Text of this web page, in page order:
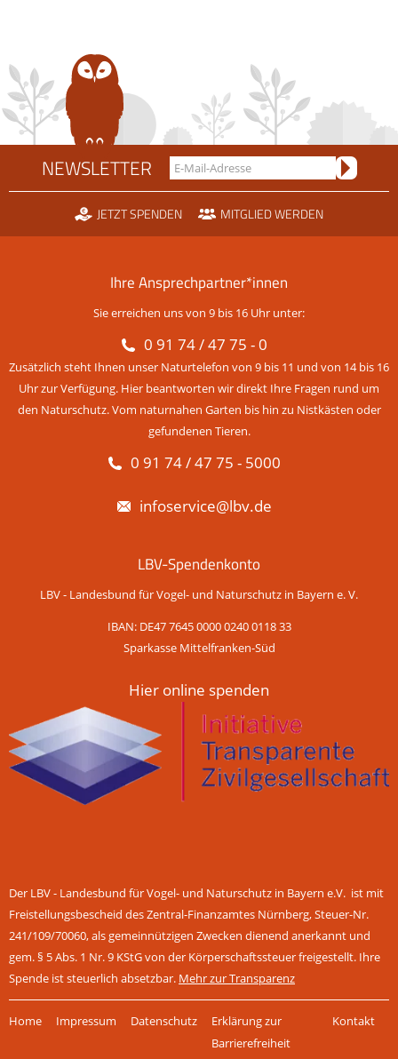
NEWSLETTER
JETZT SPENDEN MITGLIED WERDEN
Ihre Ansprechpartner*innen
Sie erreichen uns von 9 bis 16 Uhr unter:
0 91 74 / 47 75 - 0
Zusätzlich steht Ihnen unser Naturtelefon von 9 bis 11 und von 14 bis 16
Uhr zur Verfügung. Hier beantworten wir direkt Ihre Fragen rund um
den Naturschutz. Vom naturnahen Garten bis hin zu Nistkästen oder
gefundenen Tieren.
0 91 74 / 47 75 - 5000
infoservice@lbv.de
LBV-Spendenkonto
LBV - Landesbund für Vogel- und Naturschutz in Bayern e. V.
IBAN: DE47 7645 0000 0240 0118 33
Sparkasse Mittelfranken-Süd
Hier online spenden
Der LBV - Landesbund für Vogel- und Naturschutz in Bayern e.V. ist mit
Freistellungsbescheid des Zentral-Finanzamtes Nürnberg, Steuer-Nr.
241/109/70060, als gemeinnützigen Zwecken dienend anerkannt und
gem. § 5 Abs. 1 Nr. 9 KStG von der Körperschaftssteuer freigestellt. Ihre
Spende ist steuerlich absetzbar. Mehr zur Transparenz
überspringen
Home Impressum Datenschutz
Erklärung zur
Barrierefreiheit
Kontakt